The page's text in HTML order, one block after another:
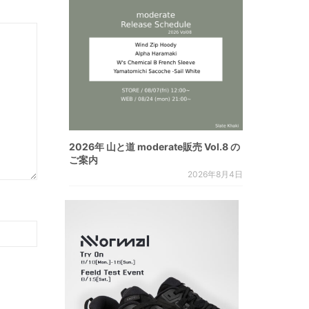
2026年 山と道 moderate販売 Vol.8 の
ご案内
2026年8月4日